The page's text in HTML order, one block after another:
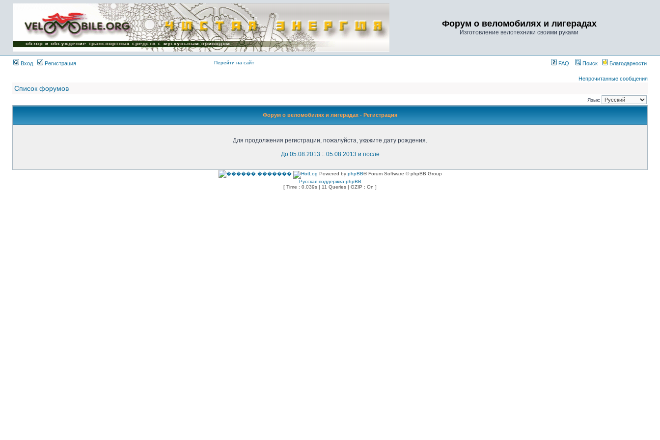
Имя пользователя:
Пароль:
{ LOG_ME_IN_SHORT
}
Форум о веломобилях и лигерадах
Изготовление велотехники своими руками
Вход Регистрация Перейти на сайт FAQ Поиск Благодарности
Непрочитанные сообщения
Список форумов
Язык:
Форум о веломобилях и лигерадах - Регистрация
Для продолжения регистрации, пожалуйста, укажите дату рождения.
До 05.08.2013 :: 05.08.2013 и после
Powered by phpBB® Forum Software © phpBB Group
Русская поддержка phpBB
[ Time : 0.039s | 11 Queries | GZIP : On ]